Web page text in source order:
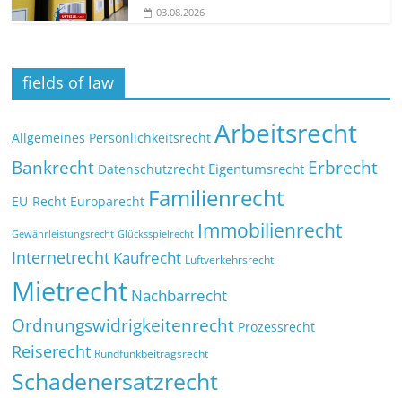
03.08.2026
fields of law
Allgemeines Persönlichkeitsrecht Arbeitsrecht
Bankrecht Datenschutzrecht Eigentumsrecht Erbrecht
EU-Recht Europarecht Familienrecht
Gewährleistungsrecht Glücksspielrecht Immobilienrecht
Internetrecht Kaufrecht Luftverkehrsrecht
Mietrecht Nachbarrecht
Ordnungswidrigkeitenrecht Prozessrecht
Reiserecht Rundfunkbeitragsrecht
Schadenersatzrecht